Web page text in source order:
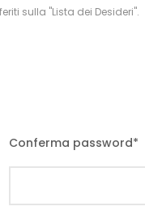
sulla "Lista dei Desideri".
Conferma password*